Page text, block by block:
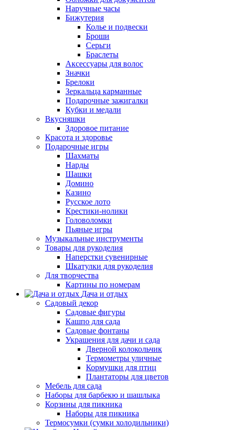
Наручные часы
Бижутерия
Колье и подвески
Броши
Серьги
Браслеты
Аксессуары для волос
Значки
Брелоки
Зеркальца карманные
Подарочные зажигалки
Кубки и медали
Вкусняшки
Здоровое питание
Красота и здоровье
Подарочные игры
Шахматы
Нарды
Шашки
Домино
Казино
Русское лото
Крестики-нолики
Головоломки
Пьяные игры
Музыкальные инструменты
Товары для рукоделия
Наперстки сувенирные
Шкатулки для рукоделия
Для творчества
Картины по номерам
Дача и отдых
Садовый декор
Садовые фигуры
Кашпо для сада
Садовые фонтаны
Украшения для дачи и сада
Дверной колокольчик
Термометры уличные
Кормушки для птиц
Плантаторы для цветов
Мебель для сада
Наборы для барбекю и шашлыка
Корзины для пикника
Наборы для пикника
Термосумки (сумки холодильники)